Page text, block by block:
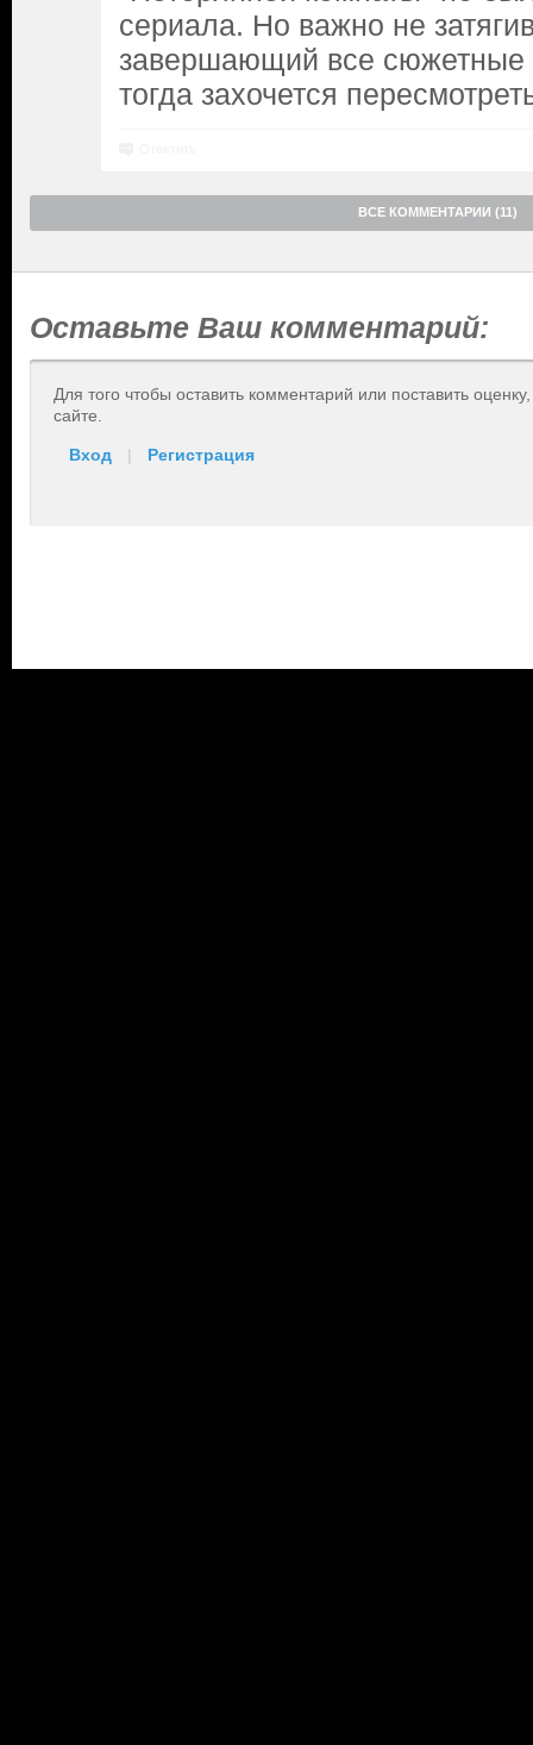
сериала. Но важно не
завершающий все сюжетные
тогда захочется
ВСЕ КОММЕНТАРИИ (11)
Оставьте Ваш комментарий:
Для того чтобы оставить комментарий или поставить
сайте.
Вход | Регистрация